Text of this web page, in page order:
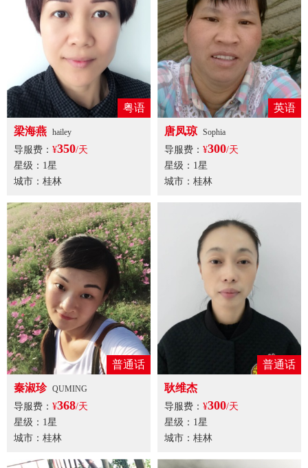
粤语
梁海燕 hailey
导服费： ¥350/天
星级：1星
城市：桂林
英语
唐凤琼 Sophia
导服费： ¥300/天
星级：1星
城市：桂林
普通话
秦淑珍 QUMING
导服费： ¥368/天
星级：1星
城市：桂林
普通话
耿维杰
导服费： ¥300/天
星级：1星
城市：桂林